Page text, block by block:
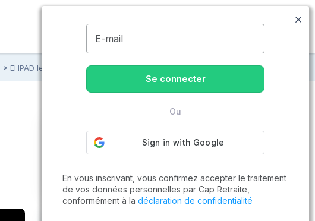
09.74.59.59.57
EHPAD le Penty
Cap Retraite vous aide à trouver un emploi
E-mail
Se connecter
Ou
En vous inscrivant, vous confirmez accepter le traitement
de vos données personnelles par Cap Retraite,
conformément à la déclaration de confidentialité